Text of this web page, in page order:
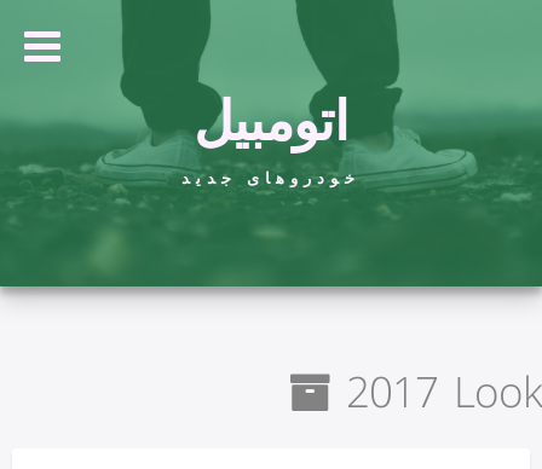
اتومبیل
خودروهای جدید
2017 Look